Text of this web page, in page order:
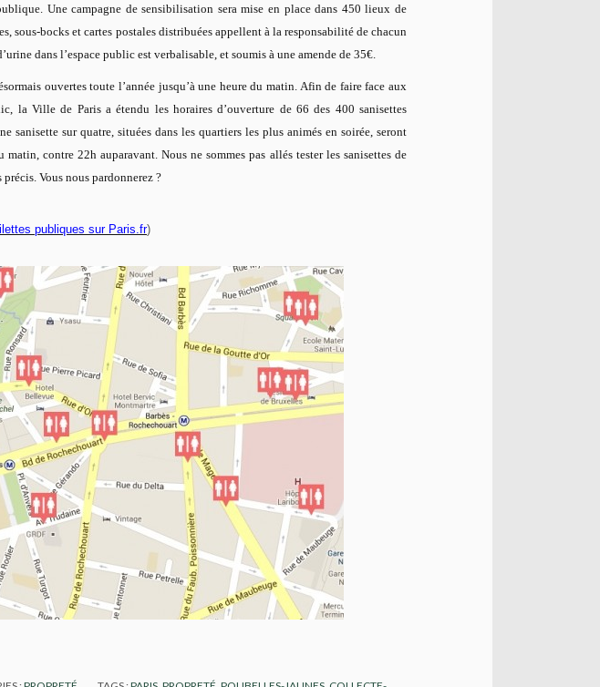
Une campagne de sensibilisation sera mise en place dans 450 lieux de
sous-bocks et cartes postales distribuées appellent à la responsabilité de chacun
dans l’espace public est verbalisable, et soumis à une amende de 35€.
ouvertes toute l’année jusqu’à une heure du matin. Afin de faire face aux
la Ville de Paris a étendu les horaires d’ouverture de 66 des 400 sanisettes
sanisette sur quatre, situées dans les quartiers les plus animés en soirée, seront
matin, contre 22h auparavant. Nous ne sommes pas allés tester les sanisettes de
Vous nous pardonnerez ?
publiques sur Paris.fr)